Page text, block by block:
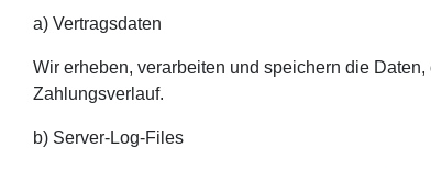
a) Vertragsdaten
Wir erheben, verarbeiten und speichern die
Zahlungsverlauf.
b) Server-Log-Files